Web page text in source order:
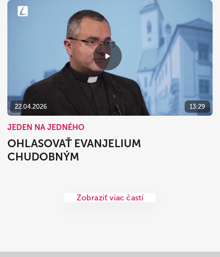
22.04.2026 13:29
JEDEN NA JEDNÉHO
OHLASOVAŤ EVANJELIUM
CHUDOBNÝM
Zobraziť viac častí